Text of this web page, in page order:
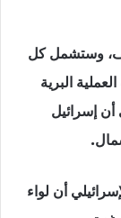
وستشمل كل
البرية
إسرائيل
أن لواء